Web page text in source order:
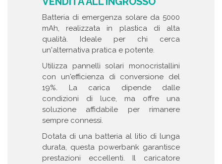
Batteria di emergenza solare da 5000
mAh, realizzata in plastica di alta
qualità. Ideale per chi cerca
un'alternativa pratica e potente.
Utilizza pannelli solari monocristallini
con un'efficienza di conversione del
19%. La carica dipende dalle
condizioni di luce, ma offre una
soluzione affidabile per rimanere
sempre connessi.
Dotata di una batteria al litio di lunga
durata, questa powerbank garantisce
prestazioni eccellenti. Il caricatore